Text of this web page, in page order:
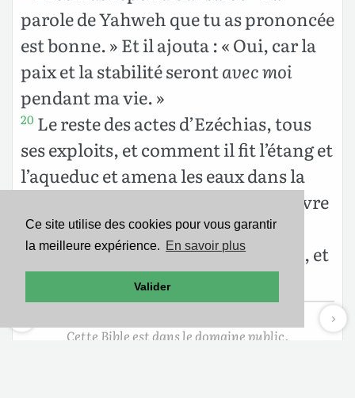
Ce site utilise des cookies pour vous garantir
la meilleure expérience. En savoir plus
Valider
parole de Yahweh que tu as prononcée
est bonne. » Et il ajouta : « Oui, car la
paix et la stabilité serontavec moi
pendant ma vie. »
20 Le reste des actes d’Ezéchias, tous
ses exploits, et comment il fit l’étang et
l’aqueduc et amena les eaux dans la
ville, cela n’est-il pas écrit dans le livre
des Chroniques des rois de Juda ?
21Ezéchias se coucha avec ses pères, et
Manassé, son fils, régna à sa place.
Cette Bible est dans le domaine public.